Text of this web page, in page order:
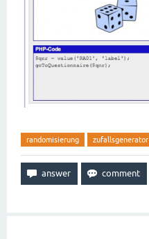
randomisierung zufallsgenerator